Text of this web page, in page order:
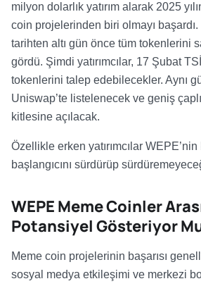
milyon dolarlık yatırım alarak 2025
coin projelerinden biri olmayı
tarihten altı gün önce tüm tokenlerini
gördü. Şimdi yatırımcılar, 17 Şubat
tokenlerini talep edebilecekler. Aynı
Uniswap’te listelenecek ve geniş çaplı
kitlesine açılacak.
Özellikle erken yatırımcılar
başlangıcını sürdürüp
WEPE Meme Coinler
Potansiyel Gösteriyor
Meme coin projelerinin başarısı
sosyal medya etkileşimi ve merkezi